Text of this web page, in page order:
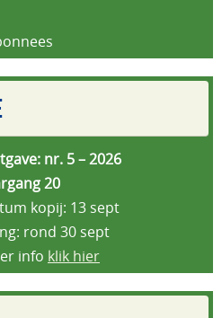
nr. 5 – 2026
20
kopij: 13 sept
rond 30 sept
info klik hier